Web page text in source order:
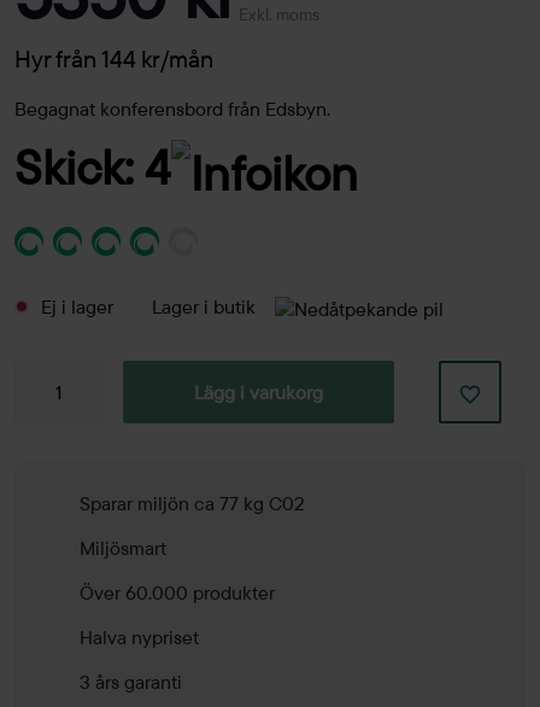
Exkl. moms
Hyr från 144 kr/mån
Begagnat konferensbord från Edsbyn.
Skick: 4
Ej i lager Lager i butik
Konferensbord
Lägg i varukorg
Sparar miljön ca 77 kg C02
Miljösmart
Över 60.000 produkter
Halva nypriset
3 års garanti